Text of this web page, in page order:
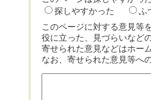
探しやすかった
ふ
このページに対する意見等
役に立った、見づらいなど
寄せられた意見などはホー
なお、寄せられた意見等へ